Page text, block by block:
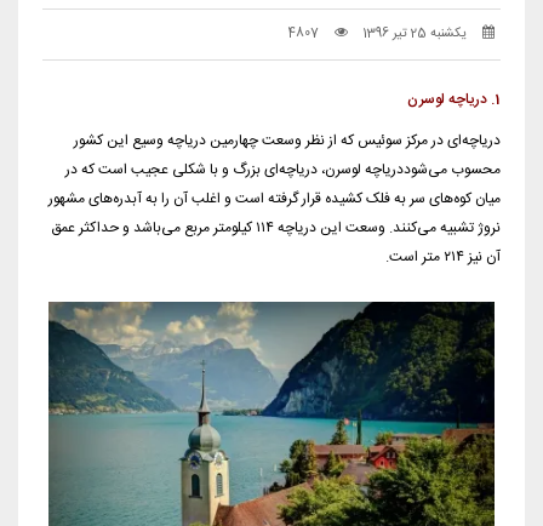
یکشنبه 25 تیر 1396 4807
1. دریاچه لوسرن
دریاچه‌ای در مرکز سوئیس که از نظر وسعت چهارمین دریاچه وسیع این کشور
محسوب می‌شوددریاچه لوسرن، دریاچه‌ای بزرگ و با شکلی عجیب است که در
میان کوه‌های سر به فلک کشیده قرار گرفته است و اغلب آن را به آبدره‌های مشهور
نروژ تشبیه می‌کنند. وسعت این دریاچه ۱۱۴ کیلومتر مربع می‌باشد و حداکثر عمق
آن نیز ۲۱۴ متر است.